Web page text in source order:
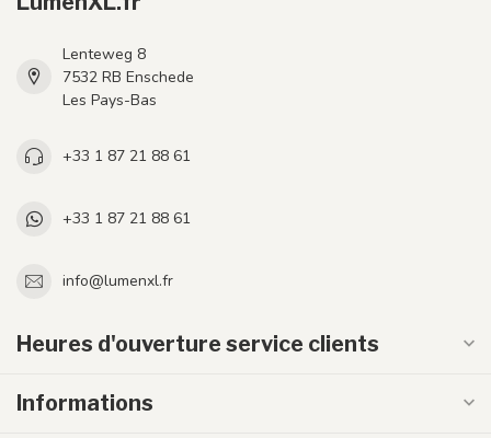
Lenteweg 8
7532 RB Enschede
Les Pays-Bas
+33 1 87 21 88 61
+33 1 87 21 88 61
info@lumenxl.fr
Heures d'ouverture service clients
Informations